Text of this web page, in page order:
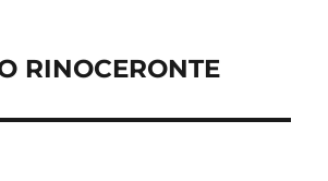
RINOCERONTE